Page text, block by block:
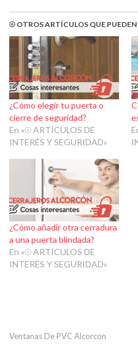
⦾ OTROS ARTÍCULOS QUE
¿Cómo elegir tu puerta o
cierre de seguridad?
En «⦾ ARTÍCULOS DE
INTERÉS Y SEGURIDAD»
¿Cómo añadir otra cerradura
a una puerta blindada?
En «⦾ ARTÍCULOS DE
INTERÉS Y SEGURIDAD»
Ventanas De PVC Alcorcon